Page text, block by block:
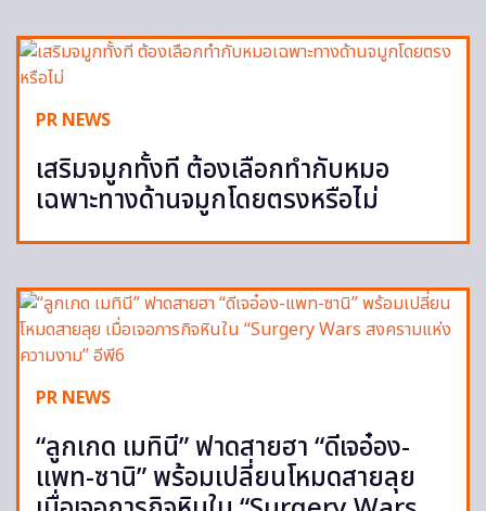
PR NEWS
เสริมจมูกทั้งที ต้องเลือกทำกับหมอ
เฉพาะทางด้านจมูกโดยตรงหรือไม่
PR NEWS
“ลูกเกด เมทินี” ฟาดสายฮา “ดีเจอ๋อง-
แพท-ซานิ” พร้อมเปลี่ยนโหมดสายลุย